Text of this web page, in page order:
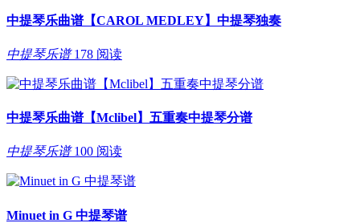
中提琴乐曲谱【CAROL MEDLEY】中提琴独奏
中提琴乐谱 178 阅读
中提琴乐曲谱【Mclibel】五重奏中提琴分谱
中提琴乐谱 100 阅读
Minuet in G 中提琴谱